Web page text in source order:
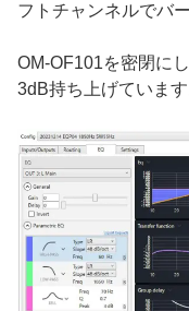
フトチャンネルでバ
OM-OF101を密閉に
3dB持ち上げています